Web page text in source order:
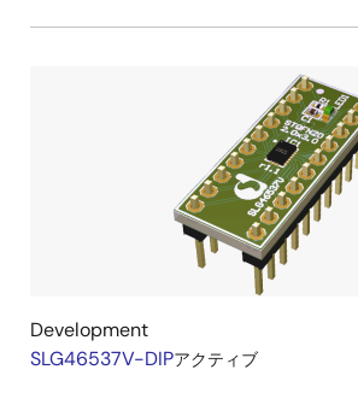
Development
SLG46537V-DIPアクティブ